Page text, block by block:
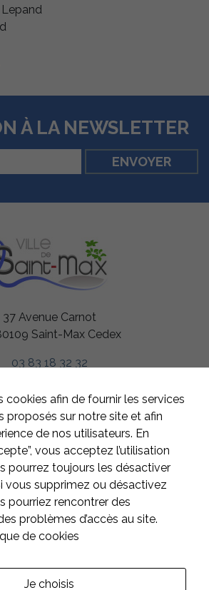
Lepand
À LA NEWSLETTER
37 Avenue Carnot
Saint-Max Cedex
03 83 18 32 32
HORAIRES
Du lundi au jeudi
à 12h et de 13h à 17h
Le vendredi
à 12h et de 13h à 16h
et dimanche
fermé
CONTACT
nous sur les réseaux :
cookies afin de fournir les services
proposés sur notre site et afin
de nos utilisateurs. En
vous acceptez l’utilisation
pourrez toujours les désactiver
vous supprimez ou désactivez
pourriez rencontrer des
problèmes d’accès au site.
de cookies
Je choisis